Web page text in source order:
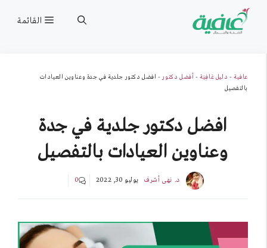
انتقل
القائمة
عافية - دليل عَافِيَة- أفضل دكتور - افضل دكتور جلدية في جدة وعناوين العيادات
بالتفصيل
افضل دكتور جلدية في جدة
وعناوين العيادات بالتفصيل
د. نهى أشرف يوليو 30, 2022 0